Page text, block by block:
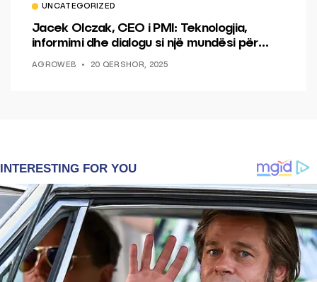
UNCATEGORIZED
Jacek Olczak, CEO i PMI: Teknologjia,
informimi dhe dialogu si një mundësi për
AGROWEB 20 QERSHOR, 2025